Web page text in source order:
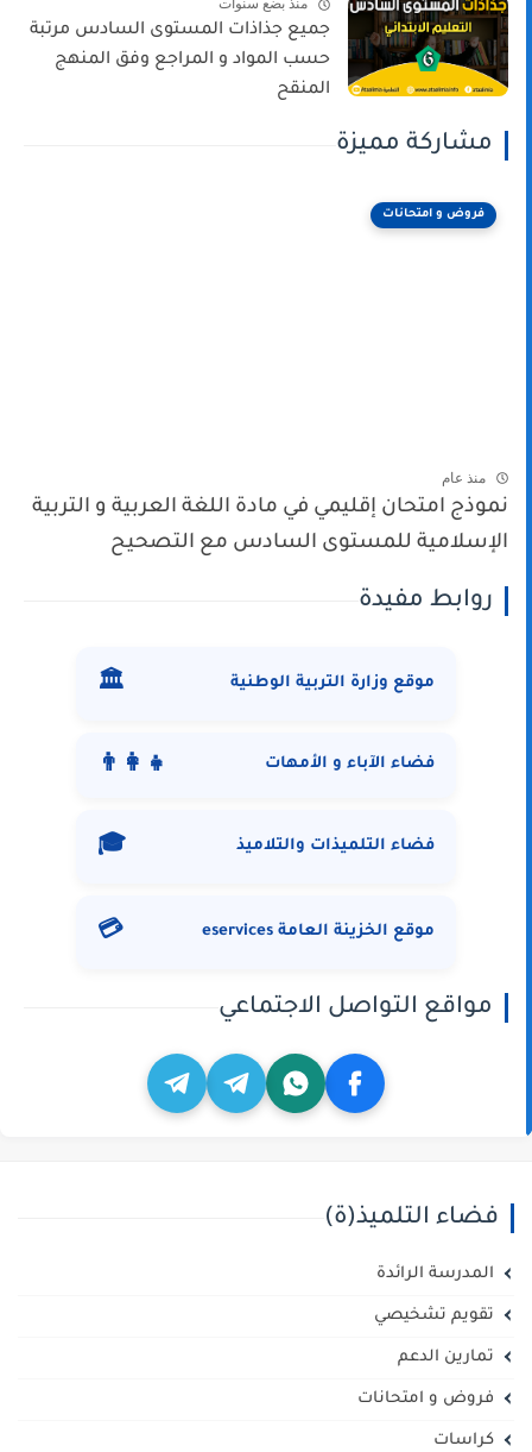
منذ بضع سنوات
جميع جذاذات المستوى السادس مرتبة
حسب المواد و المراجع وفق المنهج
المنقح
مشاركة مميزة
فروض و امتحانات
منذ عام
نموذج امتحان إقليمي في مادة اللغة العربية و التربية
الإسلامية للمستوى السادس مع التصحيح
روابط مفيدة
موقع وزارة التربية الوطنية 🏛️
فضاء الآباء و الأمهات 👨‍👩‍👧
فضاء التلميذات والتلاميذ 🎓
موقع الخزينة العامة eservices 💳
مواقع التواصل الاجتماعي
فضاء التلميذ(ة)
المدرسة الرائدة
تقويم تشخيصي
تمارين الدعم
فروض و امتحانات
كراسات